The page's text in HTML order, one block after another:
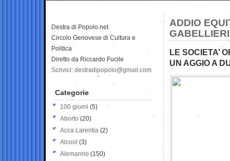
ADDIO
LE SOCIETA’
UN AGGIO A
Destra di Popolo.net
Circolo Genovese di Cultura e
Politica
Diretto da Riccardo Fucile
Scrivici: destradipopolo@gmail.com
Categorie
100 giorni (5)
Aborto (20)
Acca Larentia (2)
Alcool (3)
Alemanno (150)